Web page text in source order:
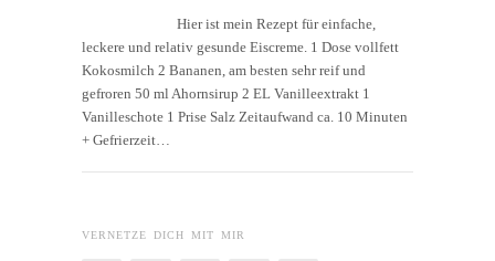
Hier ist mein Rezept für einfache,
leckere und relativ gesunde Eiscreme. 1 Dose vollfett
Kokosmilch 2 Bananen, am besten sehr reif und
gefroren 50 ml Ahornsirup 2 EL Vanilleextrakt 1
Vanilleschote 1 Prise Salz Zeitaufwand ca. 10 Minuten
+ Gefrierzeit…
VERNETZE DICH MIT MIR